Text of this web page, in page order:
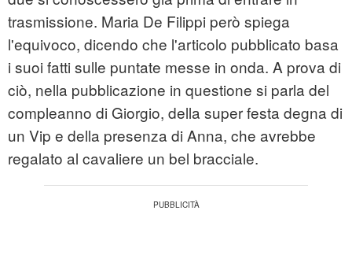
trasmissione. Maria De Filippi però spiega
l'equivoco, dicendo che l'articolo pubblicato basa
i suoi fatti sulle puntate messe in onda. A prova di
ciò, nella pubblicazione in questione si parla del
compleanno di Giorgio, della super festa degna di
un Vip e della presenza di Anna, che avrebbe
regalato al cavaliere un bel bracciale.